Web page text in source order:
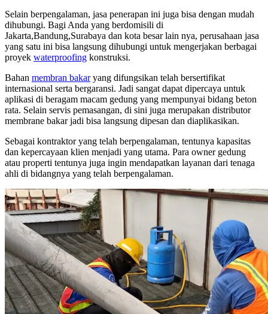
Selain berpengalaman, jasa penerapan ini juga bisa dengan mudah
dihubungi. Bagi Anda yang berdomisili di
Jakarta,Bandung,Surabaya dan kota besar lain nya, perusahaan jasa
yang satu ini bisa langsung dihubungi untuk mengerjakan berbagai
proyek waterproofing konstruksi.
Bahan membran bakaryang difungsikan telah bersertifikat
internasional serta bergaransi. Jadi sangat dapat dipercaya untuk
aplikasi di beragam macam gedung yang mempunyai bidang beton
rata. Selain servis pemasangan, di sini juga merupakan distributor
membrane bakar jadi bisa langsung dipesan dan diaplikasikan.
Sebagai kontraktor yang telah berpengalaman, tentunya kapasitas
dan kepercayaan klien menjadi yang utama. Para owner gedung
atau properti tentunya juga ingin mendapatkan layanan dari tenaga
ahli di bidangnya yang telah berpengalaman.